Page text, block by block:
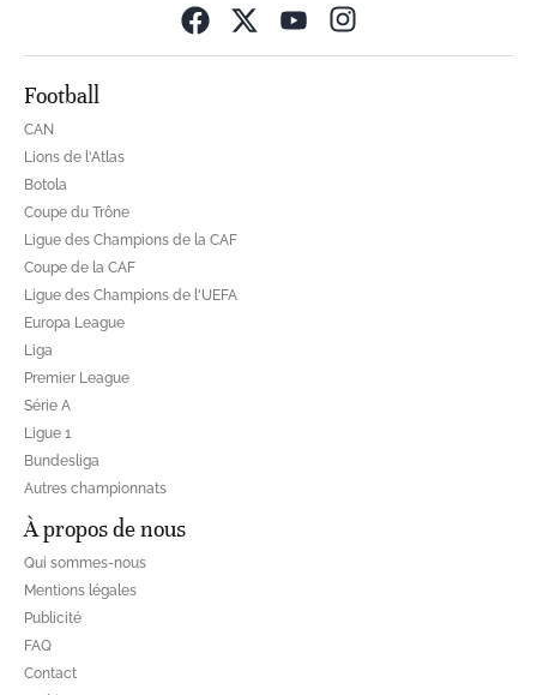
Football
CAN
Lions de l'Atlas
Botola
Coupe du Trône
Ligue des Champions de la CAF
Coupe de la CAF
Ligue des Champions de l'UEFA
Europa League
Liga
Premier League
Série A
Ligue 1
Bundesliga
Autres championnats
À propos de nous
Qui sommes-nous
Mentions légales
Publicité
FAQ
Contact